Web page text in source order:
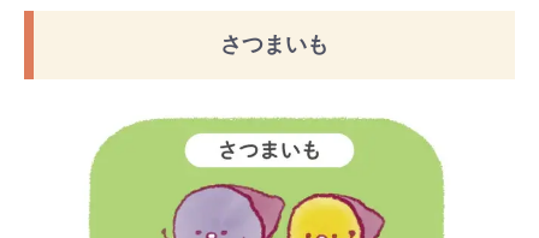
さつまいも